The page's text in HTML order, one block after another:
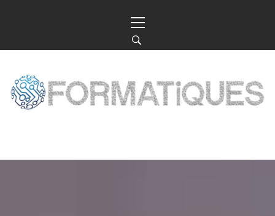
Menu
COMMENCE ICI